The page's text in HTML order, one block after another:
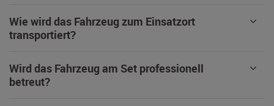
Wie wird das Fahrzeug zum Einsatzort
transportiert?
Wird das Fahrzeug am Set professionell
betreut?